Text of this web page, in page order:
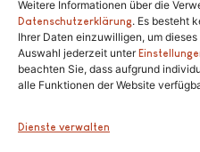
Weitere Informationen über die
Datenschutzerklärung. Es besteht
Ihrer Daten einzuwilligen, um
Auswahl jederzeit unter
beachten Sie, dass aufgrund
alle Funktionen der Website
Dienste verwalten
Copyright © 2024.